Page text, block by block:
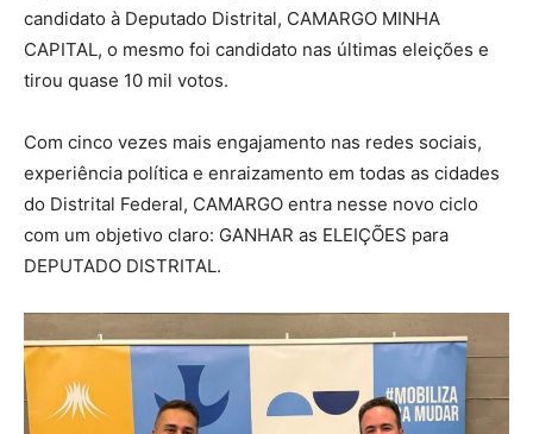
candidato à Deputado Distrital, CAMARGO MINHA
CAPITAL, o mesmo foi candidato nas últimas eleições e
tirou quase 10 mil votos.
Com cinco vezes mais engajamento nas redes sociais,
experiência política e enraizamento em todas as cidades
do Distrital Federal, CAMARGO entra nesse novo ciclo
com um objetivo claro: GANHAR as ELEIÇÕES para
DEPUTADO DISTRITAL.